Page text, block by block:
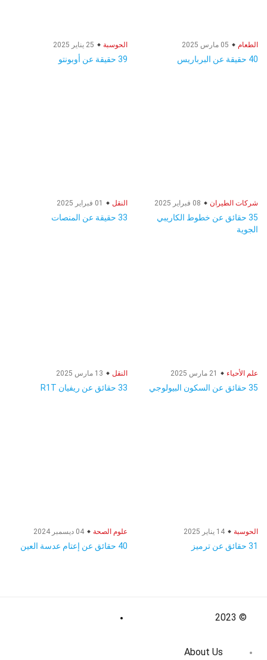
الطعام
40 حقيقة عن البرباريس
الحوسبة
39 حقيقة عن أوبونتو
شركات الطيران
35 حقائق عن خطوط الكاريبي
الجوية
النقل
33 حقيقة عن المنصات
علم الأحياء
35 حقائق عن السكون البيولوجي
النقل
33 حقائق عن ريفيان R1T
الحوسبة
31 حقائق عن ترميز
علوم الصحة
40 حقائق عن إعتام عدسة العين
© 2023
About Us